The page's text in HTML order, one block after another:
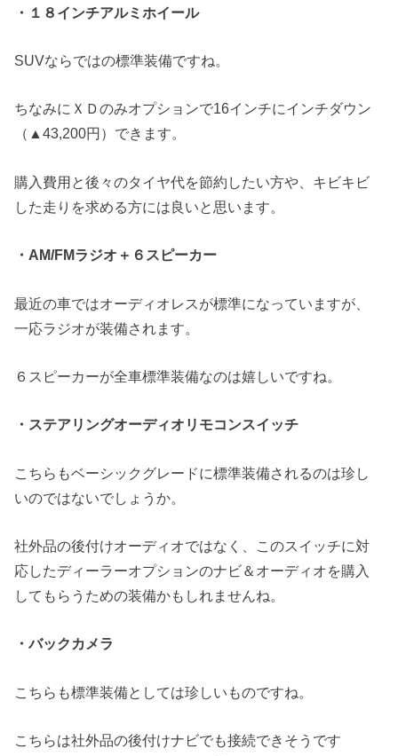
・１８インチアルミホイール
SUVならではの標準装備ですね。
ちなみにＸＤのみオプションで16インチにインチダウン
（▲43,200円）できます。
購入費用と後々のタイヤ代を節約したい方や、キビキビ
した走りを求める方には良いと思います。
・AM/FMラジオ＋６スピーカー
最近の車ではオーディオレスが標準になっていますが、
一応ラジオが装備されます。
６スピーカーが全車標準装備なのは嬉しいですね。
・ステアリングオーディオリモコンスイッチ
こちらもベーシックグレードに標準装備されるのは珍し
いのではないでしょうか。
社外品の後付けオーディオではなく、このスイッチに対
応したディーラーオプションのナビ＆オーディオを購入
してもらうための装備かもしれませんね。
・バックカメラ
こちらも標準装備としては珍しいものですね。
こちらは社外品の後付けナビでも接続できそうです